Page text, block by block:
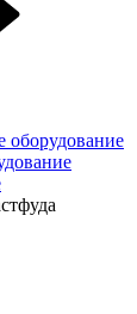
оборудование